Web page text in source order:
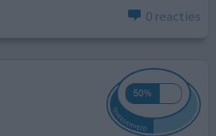
0 reacties